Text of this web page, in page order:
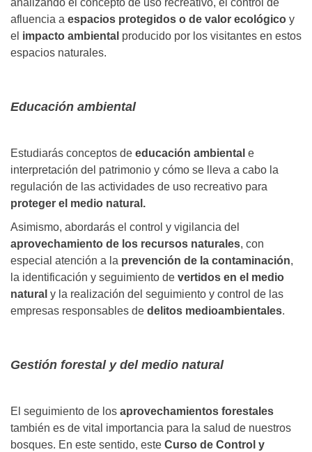
analizando el concepto de uso recreativo, el control de
afluencia a espacios protegidos o de valor ecológico y
el impacto ambiental producido por los visitantes en estos
espacios naturales.
Educación ambiental
Estudiarás conceptos de educación ambiental e
interpretación del patrimonio y cómo se lleva a cabo la
regulación de las actividades de uso recreativo para
proteger el medio natural.
Asimismo, abordarás el control y vigilancia del
aprovechamiento de los recursos naturales, con
especial atención a la prevención de la contaminación,
la identificación y seguimiento de vertidos en el medio
natural y la realización del seguimiento y control de las
empresas responsables de delitos medioambientales.
Gestión forestal y del medio natural
El seguimiento de los aprovechamientos forestales
también es de vital importancia para la salud de nuestros
bosques. En este sentido, este Curso de Control y